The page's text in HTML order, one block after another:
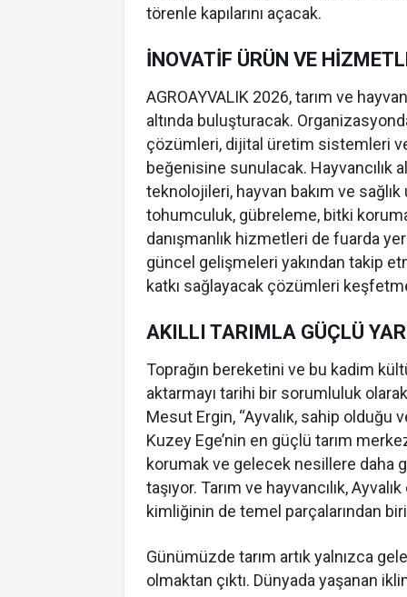
törenle kapılarını açacak.
İNOVATİF ÜRÜN VE
AGROAYVALIK 2026, tarım ve
altında buluşturacak.
çözümleri, dijital üretim sistemleri
beğenisine sunulacak. Hayvancılık
teknolojileri, hayvan bakım ve sağlık
tohumculuk, gübreleme, bitki
danışmanlık hizmetleri de fuarda
güncel gelişmeleri yakından takip
katkı sağlayacak çözümleri
AKILLI TARIMLA GÜÇLÜ
Toprağın bereketini ve bu kadim
aktarmayı tarihi bir sorumluluk
Mesut Ergin, “Ayvalık, sahip
Kuzey Ege’nin en güçlü tarım
korumak ve gelecek nesillere daha
taşıyor. Tarım ve hayvancılık,
kimliğinin de temel parçalarından
Günümüzde tarım artık yalnızca
olmaktan çıktı. Dünyada yaşanan